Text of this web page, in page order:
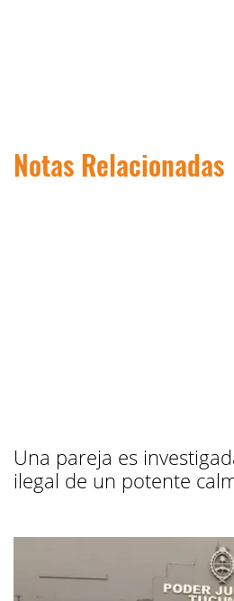
Notas Relacionadas
Una pareja es
ilegal de un potente